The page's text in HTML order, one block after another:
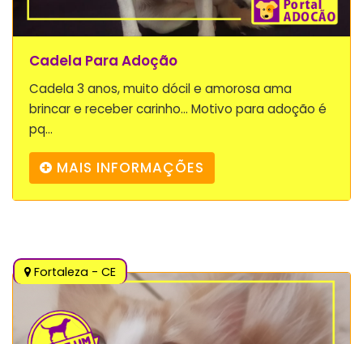
Cadela Para Adoção
Cadela 3 anos, muito dócil e amorosa ama
brincar e receber carinho... Motivo para adoção é
pq...
MAIS INFORMAÇÕES
Fortaleza - CE